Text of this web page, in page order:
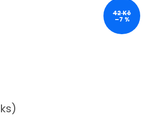
42 Kč
–7 %